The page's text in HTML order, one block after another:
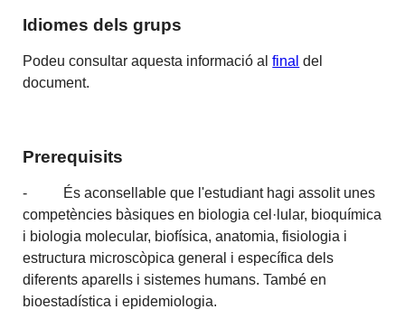
Idiomes dels grups
Podeu consultar aquesta informació alfinal del
document.
Prerequisits
- És aconsellable que l'estudiant hagi assolit unes
competències bàsiques en biologia cel·lular, bioquímica
i biologia molecular, biofísica, anatomia, fisiologia i
estructura microscòpica general i específica dels
diferents aparells i sistemes humans. També en
bioestadística i epidemiologia.